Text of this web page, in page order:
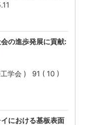
の進歩発展に貢献:
学会 ) 91 ( 10 )
における基板表面